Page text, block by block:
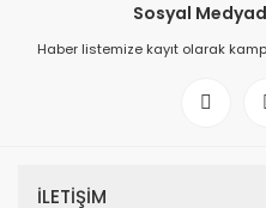
Sosyal
Haber listemize kayıt olarak
İLETİŞİM